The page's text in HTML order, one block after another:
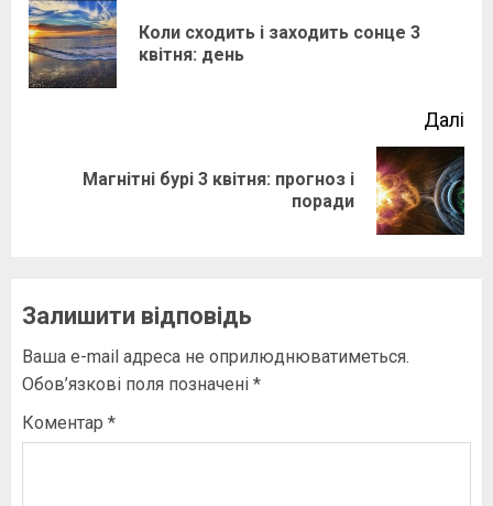
navigationКоли сходить і заходить сонце 3
квітня: день
Далі
НаступнийМагнітні бурі 3 квітня: прогноз і
поради
Залишити відповідь
Ваша e-mail адреса не оприлюднюватиметься.
Обов’язкові поля позначені *
Коментар *